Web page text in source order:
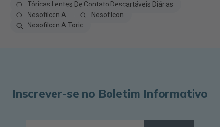
Tóricas Lentes De Contato Descartáveis Diárias
Nesofilcon A
Nesofilcon
Nesofilcon A Toric
Inscrever-se no Boletim Informativo